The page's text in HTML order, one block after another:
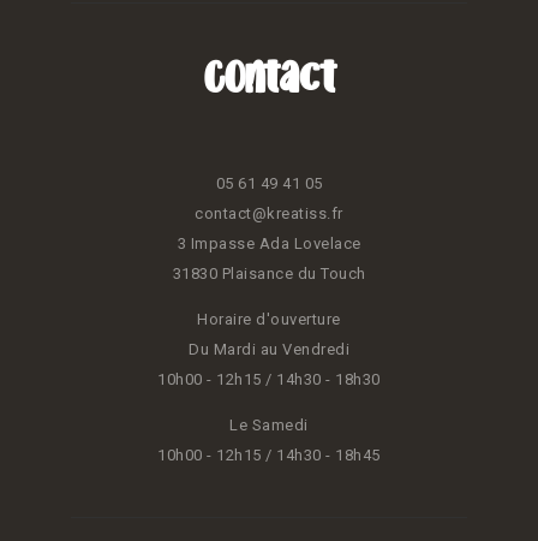
Contact
05 61 49 41 05
contact@kreatiss.fr
3 Impasse Ada Lovelace
31830 Plaisance du Touch
Horaire d'ouverture
Du Mardi au Vendredi
10h00 - 12h15 / 14h30 - 18h30
Le Samedi
10h00 - 12h15 / 14h30 - 18h45